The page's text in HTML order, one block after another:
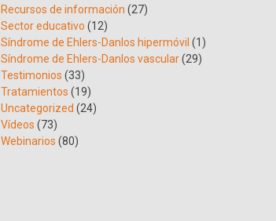
Recursos de información (27)
Sector educativo (12)
Síndrome de Ehlers-Danlos hipermóvil (1)
Síndrome de Ehlers-Danlos vascular(29)
Testimonios (33)
Tratamientos (19)
Uncategorized (24)
Vídeos (73)
Webinarios (80)